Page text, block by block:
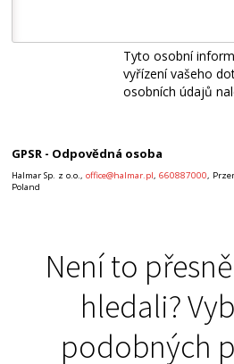
Tyto osobní
vyřízení vašeho
osobních údajů
GPSR - Odpovědná osoba
Halmar Sp. z o.o.,office@halmar.pl,660887000,
Poland
Není to
hledali?
podobných